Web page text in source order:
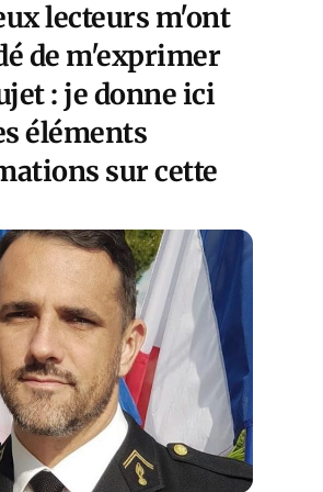
lecteurs m'ont
de m'exprimer
: je donne ici
éléments
sur cette